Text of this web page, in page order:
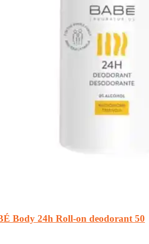
Body 24h Roll-on deodorant 50